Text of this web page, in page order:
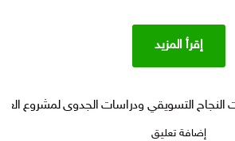
آلاف
إقرأ المزيد
التسويقي ودراسات الجدوى لمشروع
إضافة تعليقعلى